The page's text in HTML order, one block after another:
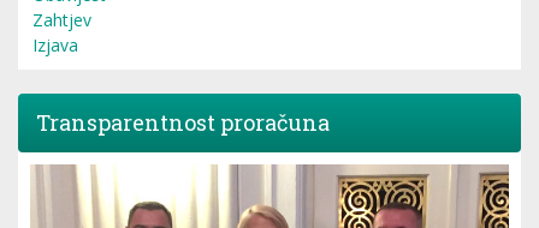
Zahtjev
Izjava
Transparentnost proračuna